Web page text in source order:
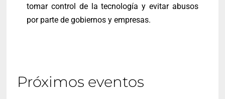
tomar control de la tecnología y evitar abusos
por parte de gobiernos y empresas.
Próximos eventos